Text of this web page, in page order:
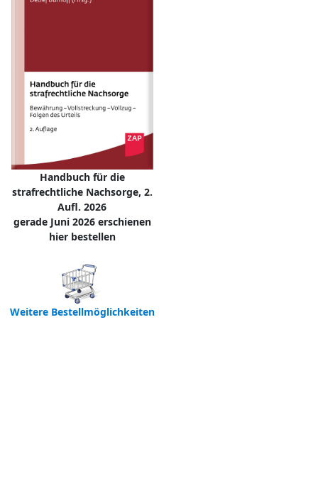
Handbuch für die
strafrechtliche Nachsorge, 2.
Aufl. 2026
gerade Juni 2026 erschienen
hier bestellen
Weitere Bestellmöglichkeiten